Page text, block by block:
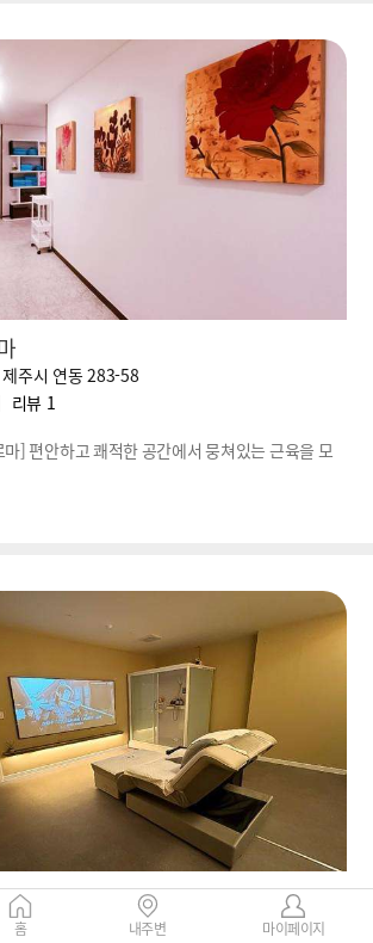
주시 연동 283-58
리뷰 1
] 편안하고 쾌적한 공간에서 뭉쳐있는 근육을 모
주시 연동 283-1
홈 내주변 마이페이지